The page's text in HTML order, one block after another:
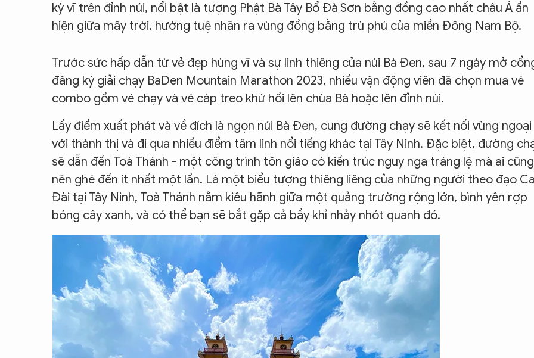
kỳ vĩ trên đỉnh núi, nổi bật là tượng Phật Bà Tây Bổ Đà Sơn bằng đồng cao nhất châu Á ẩn
hiện giữa mây trời, hướng tuệ nhãn ra vùng đồng bằng trù phú của miền Đông Nam Bộ.
Trước sức hấp dẫn từ vẻ đẹp hùng vĩ và sự linh thiêng của núi Bà Đen, sau 7 ngày mở
đăng ký giải chạy BaDen Mountain Marathon 2023, nhiều vận động viên đã chọn mua vé
combo gồm vé chạy và vé cáp treo khứ hồi lên chùa Bà hoặc lên đỉnh núi.
Lấy điểm xuất phát và về đích là ngọn núi Bà Đen, cung đường chạy sẽ kết nối vùng
với thành thị và đi qua nhiều điểm tâm linh nổi tiếng khác tại Tây Ninh. Đặc biệt, đường
sẽ dẫn đến Toà Thánh - một công trình tôn giáo có kiến trúc nguy nga tráng lệ mà ai cũng
nên ghé đến ít nhất một lần. Là một biểu tượng thiêng liêng của những người theo đạo
Đài tại Tây Ninh, Toà Thánh nằm kiêu hãnh giữa một quảng trường rộng lớn, bình yên rợp
bóng cây xanh, và có thể bạn sẽ bắt gặp cả bầy khỉ nhảy nhót quanh đó.